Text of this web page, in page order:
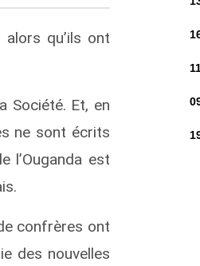
qu’ils ont
Société. Et, en
ne sont écrits
l’Ouganda est
confrères ont
des nouvelles